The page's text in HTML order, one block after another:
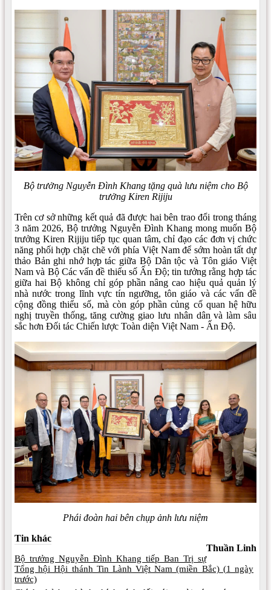
Bộ trưởng Nguyễn Đình Khang tặng quà lưu niệm cho Bộ
trưởng Kiren Rijiju
Trên cơ sở những kết quả đã được hai bên trao đổi trong tháng
3 năm 2026, Bộ trưởng Nguyễn Đình Khang mong muốn Bộ
trưởng Kiren Rijiju tiếp tục quan tâm, chỉ đạo các đơn vị chức
năng phối hợp chặt chẽ với phía Việt Nam để sớm hoàn tất dự
thảo Bản ghi nhớ hợp tác giữa Bộ Dân tộc và Tôn giáo Việt
Nam và Bộ Các vấn đề thiểu số Ấn Độ; tin tưởng rằng hợp tác
giữa hai Bộ không chỉ góp phần nâng cao hiệu quả quản lý
nhà nước trong lĩnh vực tín ngưỡng, tôn giáo và các vấn đề
cộng đồng thiểu số, mà còn góp phần củng cố quan hệ hữu
nghị truyền thống, tăng cường giao lưu nhân dân và làm sâu
sắc hơn Đối tác Chiến lược Toàn diện Việt Nam - Ấn Độ.
Phái đoàn hai bên chụp ảnh lưu niệm
Thuần Linh
Tin khác
Bộ trưởng Nguyễn Đình Khang tiếp Ban Trị sự
Tổng hội Hội thánh Tin Lành Việt Nam (miền Bắc) (1 ngày
trước)